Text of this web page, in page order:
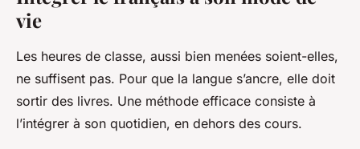
vie
Les heures de classe, aussi bien menées soient-elles,
ne suffisent pas. Pour que la langue s’ancre, elle doit
sortir des livres. Une méthode efficace consiste à
l’intégrer à son quotidien, en dehors des cours.